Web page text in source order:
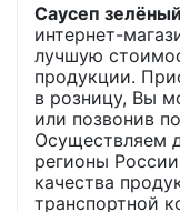
Саусеп зелёный
интернет-
лучшую
продукции.
в розницу, Вы
или позвонив
Осуществляем
регионы
качества
транспортной